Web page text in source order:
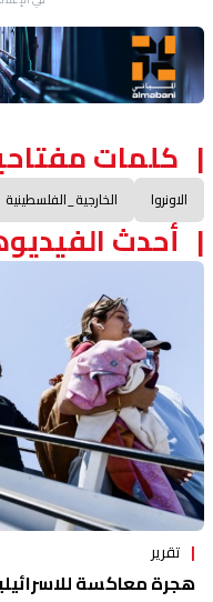
Advertisement Section
كلمات
الاونروا الخارجية_الفلسطينية
أحدث
تقرير
هجرة معاكسة